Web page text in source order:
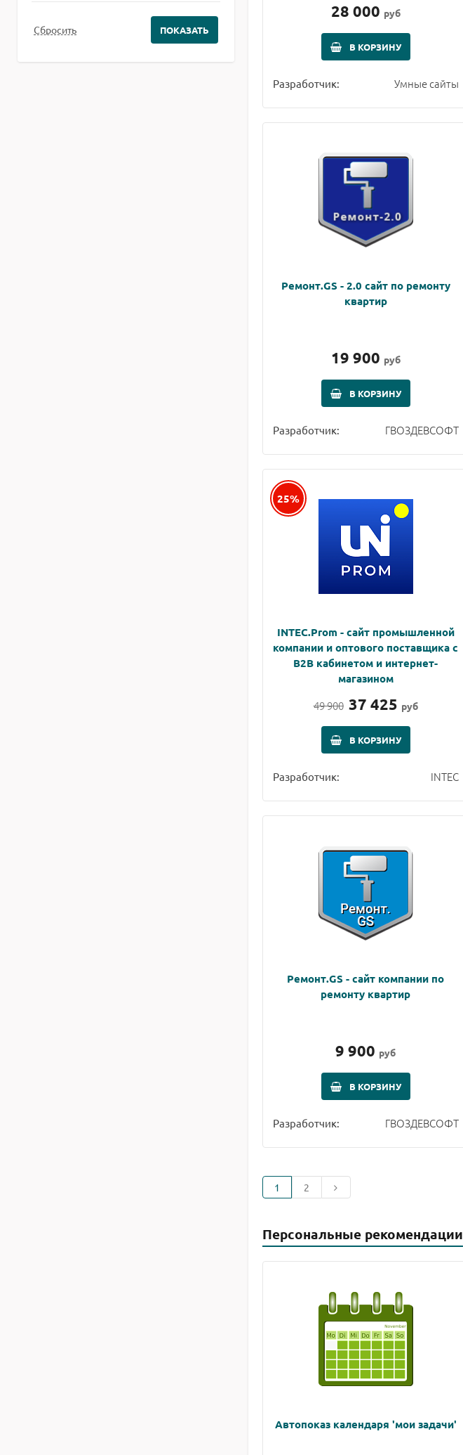
28 000 руб
В КОРЗИНУ
Разработчик: Умные сайты
Ремонт.GS - 2.0 сайт по ремонту
квартир
19 900 руб
В КОРЗИНУ
Разработчик: ГВОЗДЕВСОФТ
25%
INTEC.Prom - сайт промышленной
компании и оптового поставщика с
B2B кабинетом и интернет-
магазином
49 900 37 425 руб
В КОРЗИНУ
Разработчик: INTEC
Ремонт.GS - сайт компании по
ремонту квартир
9 900 руб
В КОРЗИНУ
Разработчик: ГВОЗДЕВСОФТ
1 2
Персональные рекомендации
Автопоказ календаря 'мои задачи'